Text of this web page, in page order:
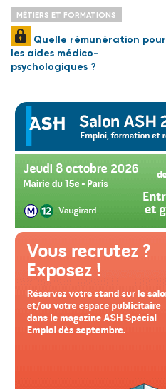
MÉTIERS ET FORMATIONS
Quelle rémunération pour
les aides médico-
psychologiques ?